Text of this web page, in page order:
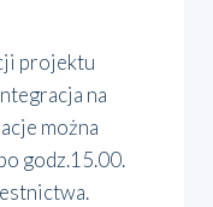
pro­jek­tu
na
moż­na
godz.15.00.